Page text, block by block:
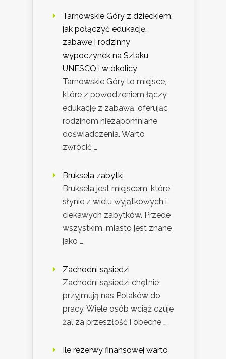
Tarnowskie Góry z dzieckiem:
jak połączyć edukację,
zabawę i rodzinny
wypoczynek na Szlaku
UNESCO i w okolicy
Tarnowskie Góry to miejsce,
które z powodzeniem łączy
edukację z zabawą, oferując
rodzinom niezapomniane
doświadczenia. Warto
zwrócić …
Bruksela zabytki
Bruksela jest miejscem, które
słynie z wielu wyjątkowych i
ciekawych zabytków. Przede
wszystkim, miasto jest znane
jako …
Zachodni sąsiedzi
Zachodni sąsiedzi chętnie
przyjmują nas Polaków do
pracy. Wiele osób wciąż czuje
żal za przeszłość i obecne …
Ile rezerwy finansowej warto